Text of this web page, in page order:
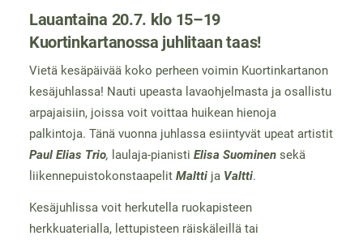
Lauantaina 20.7. klo 15–19
Kuortinkartanossa juhlitaan taas!
Vietä kesäpäivää koko perheen voimin Kuortinkartanon
kesäjuhlassa! Nauti upeasta lavaohjelmasta ja osallistu
arpajaisiin, joissa voit voittaa huikean hienoja
palkintoja. Tänä vuonna juhlassa esiintyvät upeat artistit
Paul Elias Trio, laulaja-pianisti Elisa Suominen sekä
liikennepuistokonstaapelit Maltti ja Valtti.
Kesäjuhlissa voit herkutella ruokapisteen
herkkuaterialla, lettupisteen räiskäleillä tai